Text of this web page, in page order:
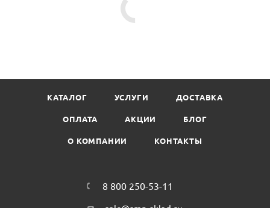
Размер (ДхШхВ): 225х175х35мм;
Количество в коробке: 500 шт.
КАТАЛОГ УСЛУГИ ДОСТАВКА
ОПЛАТА АКЦИИ БЛОГ
О КОМПАНИИ КОНТАКТЫ
8 800 250-53-11